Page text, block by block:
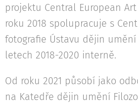
projektu Central European
roku 2018 spolupracuje s
fotografie Ústavu dějin umění
letech 2018-2020 interně.
Od roku 2021 působí jako
na Katedře dějin umění